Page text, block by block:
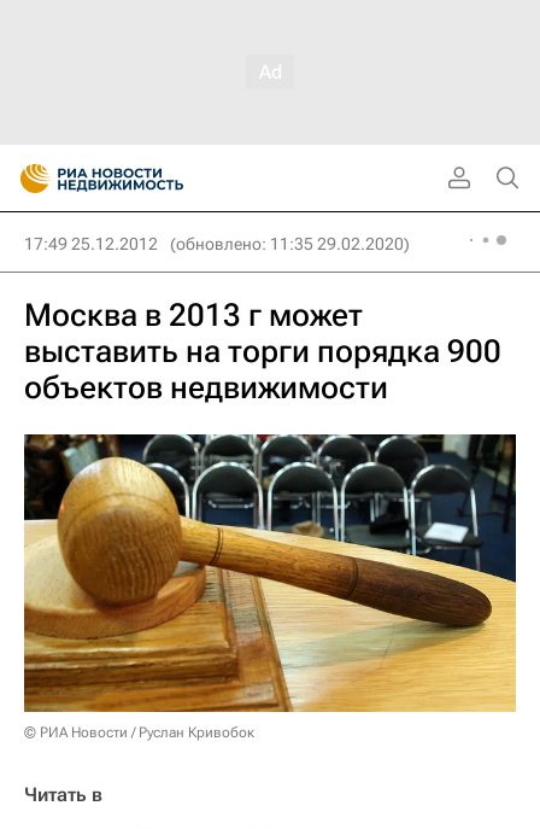
17:49 25.12.2012 (обновлено: 11:35 29.02.2020)
Москва в 2013 г может
выставить на торги порядка 900
объектов недвижимости
© РИА Новости / Руслан Кривобок
Читать в